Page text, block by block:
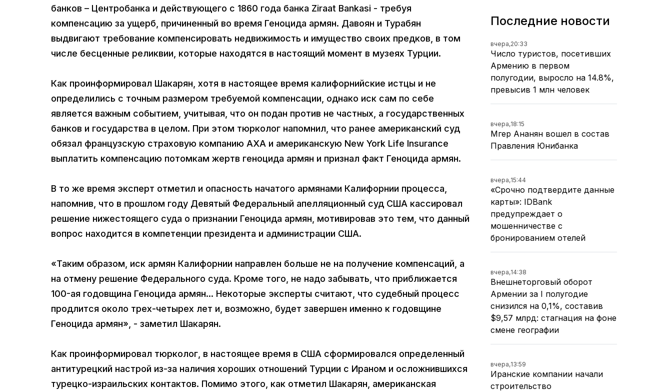
банков – Центробанка и действующего с 1860 года банка Ziraat Bankasi - требуя
компенсацию за ущерб, причиненный во время Геноцида армян. Давоян и Турабян
выдвигают требование компенсировать недвижимость и имущество своих предков, в том
числе бесценные реликвии, которые находятся в настоящий момент в музеях Турции.
Как проинформировал Шакарян, хотя в настоящее время калифорнийские истцы и не
определились с точным размером требуемой компенсации, однако иск сам по себе
является важным событием, учитывая, что он подан против не частных, а государственных
банков и государства в целом. При этом тюрколог напомнил, что ранее американский суд
обязал французскую страховую компанию АХА и американскую New York Life Insurance
выплатить компенсацию потомкам жертв геноцида армян и признал факт Геноцида армян.
В то же время эксперт отметил и опасность начатого армянами Калифорнии процесса,
напомнив, что в прошлом году Девятый Федеральный апелляционный суд США кассировал
решение нижестоящего суда о признании Геноцида армян, мотивировав это тем, что данный
вопрос находится в компетенции президента и администрации США.
«Таким образом, иск армян Калифорнии направлен больше не на получение компенсаций, а
на отмену решение Федерального суда. Кроме того, не надо забывать, что приближается
100-ая годовщина Геноцида армян... Некоторые эксперты считают, что судебный процесс
продлится около трех-четырех лет и, возможно, будет завершен именно к годовщине
Геноцида армян», - заметил Шакарян.
Как проинформировал тюрколог, в настоящее время в США сформировался определенный
антитурецкий настрой из-за наличия хороших отношений Турции с Ираном и осложнившихся
турецко-израильских контактов. Помимо этого, как отметил Шакарян, американская
Последние новости
вчера,20:33
Число туристов, посетивших
Армению в первом
полугодии, выросло на 14.8%,
превысив 1 млн человек
вчера,18:15
Мгер Ананян вошел в состав
Правления Юнибанка
вчера,15:44
«Срочно подтвердите данные
карты»: IDBank
предупреждает о
мошенничестве с
бронированием отелей
вчера,14:38
Внешнеторговый оборот
Армении за I полугодие
снизился на 0,1%, составив
$9,57 млрд: стагнация на фоне
смене географии
вчера,13:59
Иранские компании начали
строительство